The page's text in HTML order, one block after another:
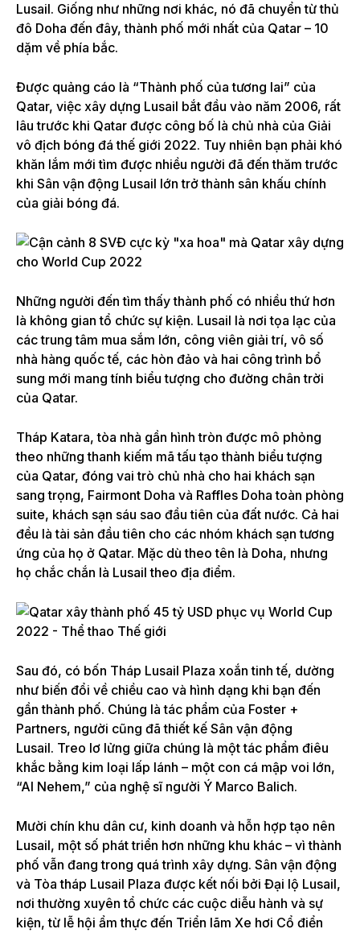
Lusail. Giống như những nơi khác, nó đã chuyển từ thủ
đô Doha đến đây, thành phố mới nhất của Qatar – 10
dặm về phía bắc.
Được quảng cáo là “Thành phố của tương lai” của
Qatar, việc xây dựng Lusail bắt đầu vào năm 2006, rất
lâu trước khi Qatar được công bố là chủ nhà của Giải
vô địch bóng đá thế giới 2022. Tuy nhiên bạn phải khó
khăn lắm mới tìm được nhiều người đã đến thăm trước
khi Sân vận động Lusail lớn trở thành sân khấu chính
của giải bóng đá.
Những người đến tìm thấy thành phố có nhiều thứ hơn
là không gian tổ chức sự kiện. Lusail là nơi tọa lạc của
các trung tâm mua sắm lớn, công viên giải trí, vô số
nhà hàng quốc tế, các hòn đảo và hai công trình bổ
sung mới mang tính biểu tượng cho đường chân trời
của Qatar.
Tháp Katara, tòa nhà gần hình tròn được mô phỏng
theo những thanh kiếm mã tấu tạo thành biểu tượng
của Qatar, đóng vai trò chủ nhà cho hai khách sạn
sang trọng, Fairmont Doha và Raffles Doha toàn phòng
suite, khách sạn sáu sao đầu tiên của đất nước. Cả hai
đều là tài sản đầu tiên cho các nhóm khách sạn tương
ứng của họ ở Qatar. Mặc dù theo tên là Doha, nhưng
họ chắc chắn là Lusail theo địa điểm.
Sau đó, có bốn Tháp Lusail Plaza xoắn tinh tế, dường
như biến đổi về chiều cao và hình dạng khi bạn đến
gần thành phố. Chúng là tác phẩm của Foster +
Partners, người cũng đã thiết kế Sân vận động
Lusail. Treo lơ lửng giữa chúng là một tác phẩm điêu
khắc bằng kim loại lấp lánh – một con cá mập voi lớn,
“Al Nehem,” của nghệ sĩ người Ý Marco Balich.
Mười chín khu dân cư, kinh doanh và hỗn hợp tạo nên
Lusail, một số phát triển hơn những khu khác – vì thành
phố vẫn đang trong quá trình xây dựng. Sân vận động
và Tòa tháp Lusail Plaza được kết nối bởi Đại lộ Lusail,
nơi thường xuyên tổ chức các cuộc diễu hành và sự
kiện, từ lễ hội ẩm thực đến Triển lãm Xe hơi Cổ điển